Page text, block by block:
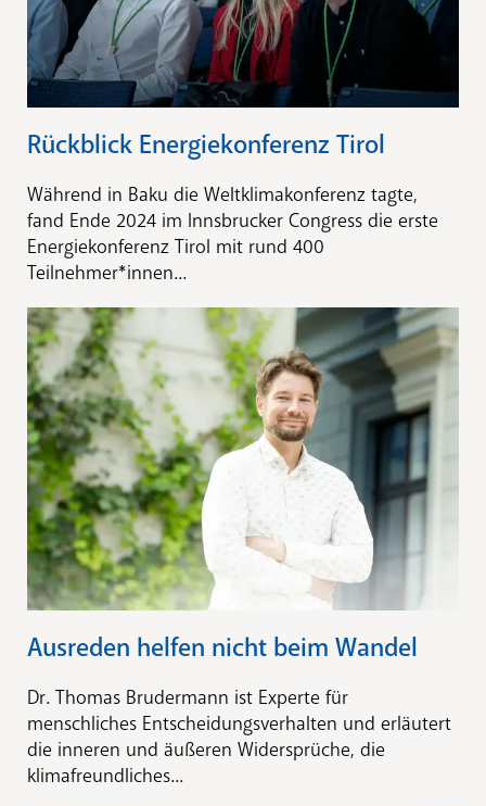
Rückblick Energiekonferenz Tirol
Während in Baku die Weltklimakonferenz tagte,
fand Ende 2024 im Innsbrucker Congress die erste
Energiekonferenz Tirol mit rund 400
Teilnehmer*innen...
Ausreden helfen nicht beim Wandel
Dr. Thomas Brudermann ist Experte für
menschliches Entscheidungsverhalten und erläutert
die inneren und äußeren Widersprüche, die
klimafreundliches...